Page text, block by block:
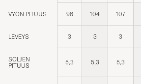
VYÖN PITUUS 96 104 107
LEVEYS 3 3 3
SOLJEN
PITUUS
5,3 5,3 5,3